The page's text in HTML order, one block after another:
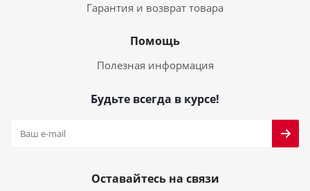
Гарантия и возврат товара
Помощь
Полезная информация
Будьте всегда в курсе!
Оставайтесь на связи